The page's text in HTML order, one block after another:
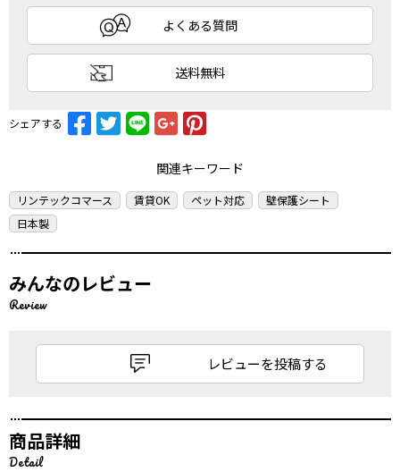
よくある質問
送料無料
シェアする
関連キーワード
リンテックコマース 賃貸OK ペット対応
壁保護シート
日本製
みんなのレビュー
Review
レビューを投稿する
商品詳細
Detail